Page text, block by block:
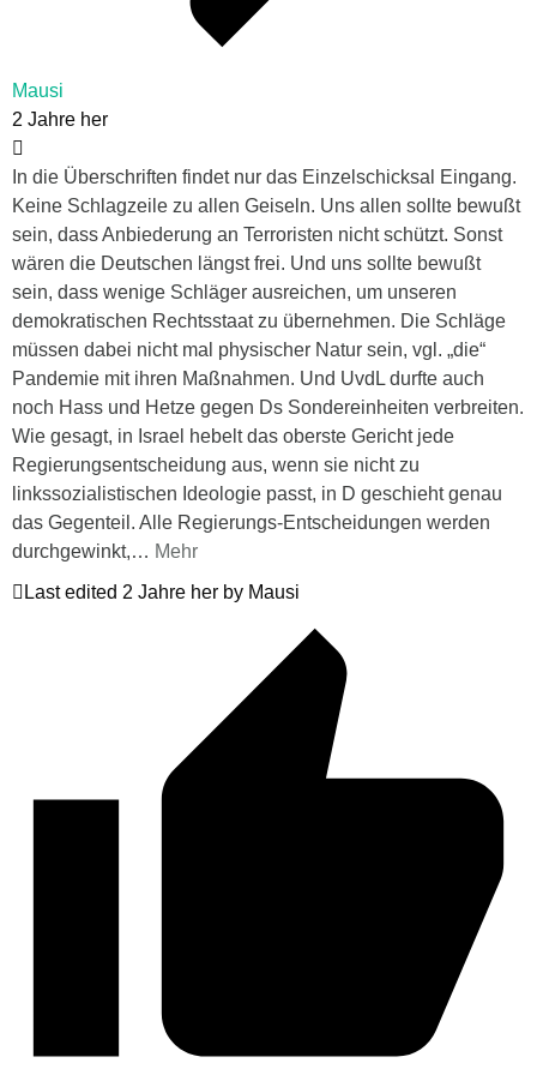
Mausi
2 Jahre her
In die Überschriften findet nur das Einzelschicksal Eingang.
Keine Schlagzeile zu allen Geiseln. Uns allen sollte bewußt
sein, dass Anbiederung an Terroristen nicht schützt. Sonst
wären die Deutschen längst frei. Und uns sollte bewußt
sein, dass wenige Schläger ausreichen, um unseren
demokratischen Rechtsstaat zu übernehmen. Die Schläge
müssen dabei nicht mal physischer Natur sein, vgl. „die“
Pandemie mit ihren Maßnahmen. Und UvdL durfte auch
noch Hass und Hetze gegen Ds Sondereinheiten verbreiten.
Wie gesagt, in Israel hebelt das oberste Gericht jede
Regierungsentscheidung aus, wenn sie nicht zu
linkssozialistischen Ideologie passt, in D geschieht genau
das Gegenteil. Alle Regierungs-Entscheidungen werden
durchgewinkt,… Mehr
Last edited 2 Jahre her by Mausi